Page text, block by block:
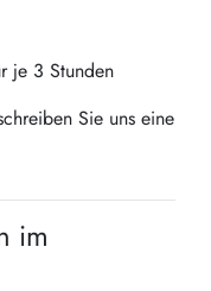
je 3 Stunden
Sie uns eine
im